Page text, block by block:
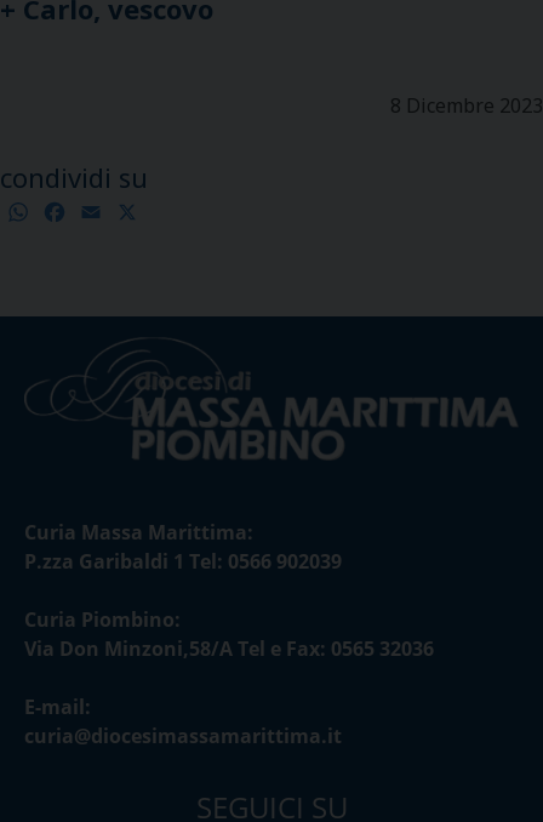
+ Carlo, vescovo
8 Dicembre 2023
condividi su
WhatsApp
Facebook
Email
Curia Massa Marittima:
P.zza Garibaldi 1 Tel: 0566 902039
Curia Piombino:
Via Don Minzoni,58/A Tel e Fax: 0565 32036
E-mail:
curia@diocesimassamarittima.it
SEGUICI SU